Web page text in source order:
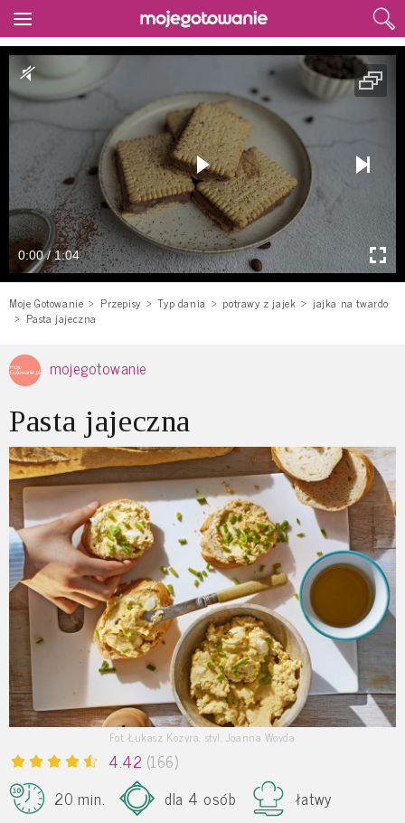
0:00 / 1:04
Moje Gotowanie Przepisy Typ dania potrawy z jajek
jajka na twardo
Pasta jajeczna
mojegotowanie
Pasta jajeczna
Fot. Łukasz Kozyra, styl. Joanna Woyda
4.42 (166)
20 min.
dla 4 osób łatwy